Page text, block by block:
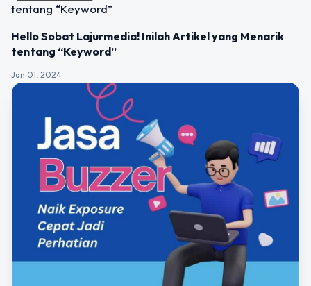
Hello Sobat Lajurmedia! Inilah Artikel yang Menarik
tentang “Keyword”
Jan 01, 2024